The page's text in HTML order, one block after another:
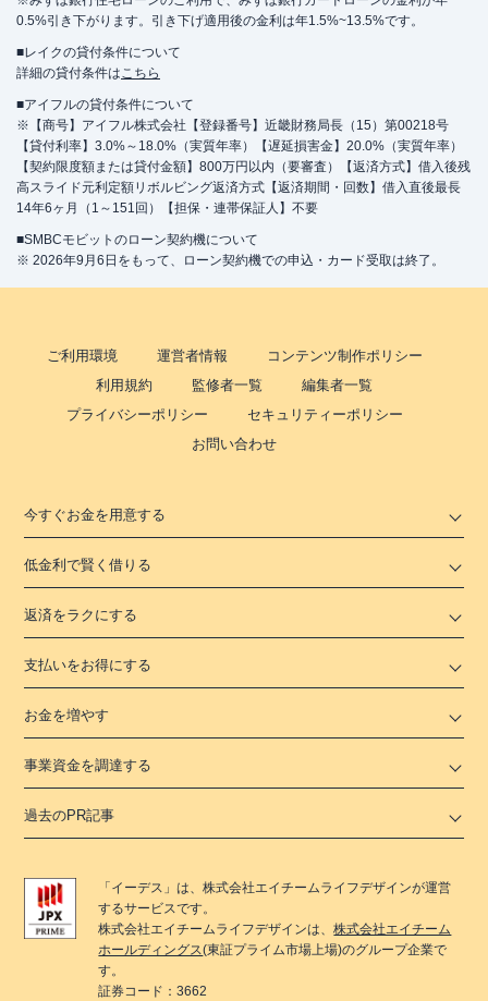
0.5%引き下がります。引き下げ適用後の金利は年1.5%~13.5%です。
■レイクの貸付条件について
詳細の貸付条件はこちら
■アイフルの貸付条件について
※【商号】アイフル株式会社【登録番号】近畿財務局長（15）第00218号
【貸付利率】3.0%～18.0%（実質年率）【遅延損害金】20.0%（実質年率）
【契約限度額または貸付金額】800万円以内（要審査）【返済方式】借入後残
高スライド元利定額リボルビング返済方式【返済期間・回数】借入直後最長
14年6ヶ月（1～151回）【担保・連帯保証人】不要
■SMBCモビットのローン契約機について
※ 2026年9月6日をもって、ローン契約機での申込・カード受取は終了。
ご利用環境 運営者情報
コンテンツ制作ポリシー
利用規約
監修者一覧
編集者一覧
プライバシーポリシー
セキュリティーポリシー
お問い合わせ
今すぐお金を用意する
低金利で賢く借りる
返済をラクにする
支払いをお得にする
お金を増やす
事業資金を調達する
過去のPR記事
「 イーデス 」は、株式会社エイチームライフデザインが運営
するサービスです。
株式会社エイチームライフデザインは、株式会社エイチーム
ホールディングス(東証プライム市場上場)のグループ企業で
す。
証券コード：3662